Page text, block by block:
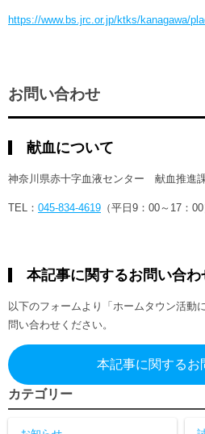
https://www.bs.jrc.or.jp/ktks/kanagawa/
お問い合わせ
献血について
神奈川県赤十字血液センター 献血推進
TEL： 045-834-4619 （平日9：00～17：00
本記事に関するお問い合わ
以下のフォームより「ホームタウン活動
問い合わせください。
本記事に関するお
カテゴリー